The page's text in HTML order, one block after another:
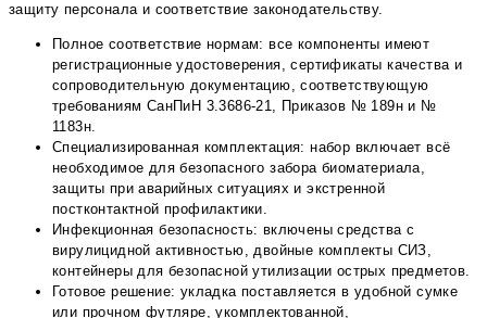
защиту персонала и соответствие законодательству.
Полное соответствие нормам: все компоненты имеют
регистрационные удостоверения, сертификаты качества и
сопроводительную документацию, соответствующую
требованиям СанПиН 3.3686-21, Приказов № 189н и №
1183н.
Специализированная комплектация: набор включает всё
необходимое для безопасного забора биоматериала,
защиты при аварийных ситуациях и экстренной
постконтактной профилактики.
Инфекционная безопасность: включены средства с
вирулицидной активностью, двойные комплекты СИЗ,
контейнеры для безопасной утилизации острых предметов.
Готовое решение: укладка поставляется в удобной сумке
или прочном футляре, укомплектованной,